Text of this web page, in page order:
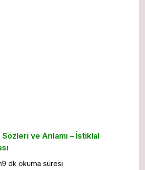
Sözleri ve Anlamı – İstiklal
9 dk okuma süresi